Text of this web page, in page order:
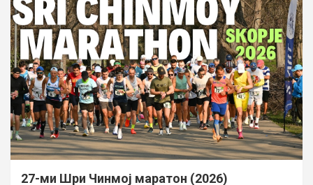
27-ми Шри Чинмој маратон (2026)